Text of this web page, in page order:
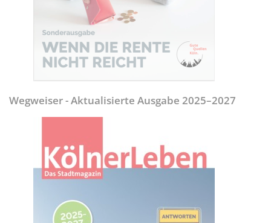
Wegweiser - Aktualisierte Ausgabe 2025–2027